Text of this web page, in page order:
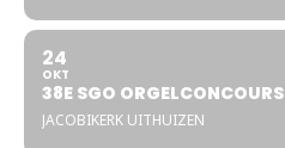
24
OKT
38E SGO ORGELCONCOURS
JACOBIKERK UITHUIZEN